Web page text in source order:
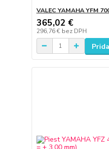
VALEC YAMAHA YFM
365,02 €
296,76 € bez DPH